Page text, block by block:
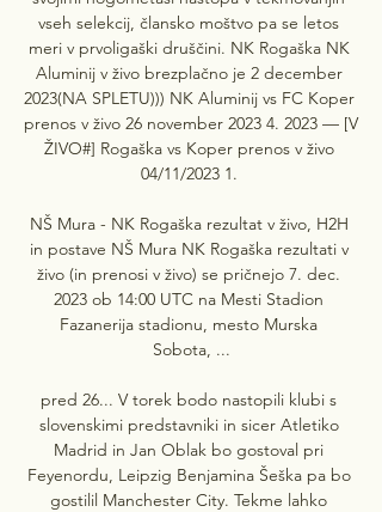
vseh selekcij, člansko moštvo pa se letos
meri v prvoligaški druščini. NK Rogaška NK
Aluminij v živo brezplačno je 2 december
2023(NA SPLETU))) NK Aluminij vs FC Koper
prenos v živo 26 november 2023 4. 2023 — [V
ŽIVO#] Rogaška vs Koper prenos v živo
04/11/2023 1.
NŠ Mura - NK Rogaška rezultat v živo, H2H
in postave NŠ Mura NK Rogaška rezultati v
živo (in prenosi v živo) se pričnejo 7. dec.
2023 ob 14:00 UTC na Mesti Stadion
Fazanerija stadionu, mesto Murska
Sobota, ...
pred 26... V torek bodo nastopili klubi s
slovenskimi predstavniki in sicer Atletiko
Madrid in Jan Oblak bo gostoval pri
Feyenordu, Leipzig Benjamina Šeška pa bo
gostilil Manchester City. Tekme lahko